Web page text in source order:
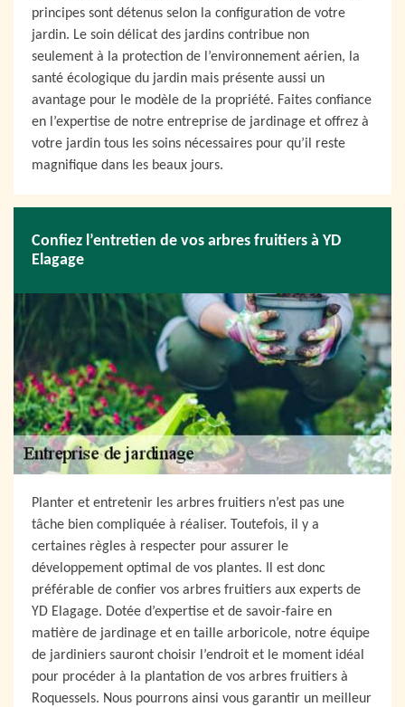
principes sont détenus selon la configuration de votre
jardin. Le soin délicat des jardins contribue non
seulement à la protection de l’environnement aérien, la
santé écologique du jardin mais présente aussi un
avantage pour le modèle de la propriété. Faites confiance
en l’expertise de notre entreprise de jardinage et offrez à
votre jardin tous les soins nécessaires pour qu’il reste
magnifique dans les beaux jours.
Confiez l’entretien de vos arbres fruitiers à YD
Elagage
Planter et entretenir les arbres fruitiers n’est pas une
tâche bien compliquée à réaliser. Toutefois, il y a
certaines règles à respecter pour assurer le
développement optimal de vos plantes. Il est donc
préférable de confier vos arbres fruitiers aux experts de
YD Elagage. Dotée d’expertise et de savoir-faire en
matière de jardinage et en taille arboricole, notre équipe
de jardiniers sauront choisir l’endroit et le moment idéal
pour procéder à la plantation de vos arbres fruitiers à
Roquessels. Nous pourrons ainsi vous garantir un meilleur